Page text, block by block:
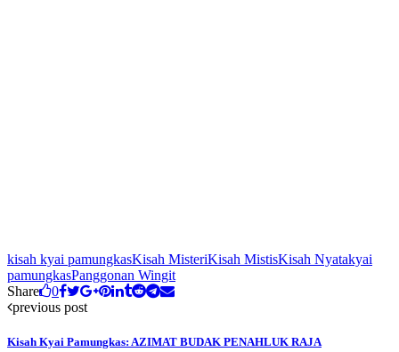
kisah kyai pamungkasKisah MisteriKisah MistisKisah Nyatakyai
pamungkasPanggonan Wingit
Share
0
previous post
Kisah Kyai Pamungkas: AZIMAT BUDAK PENAHLUK RAJA